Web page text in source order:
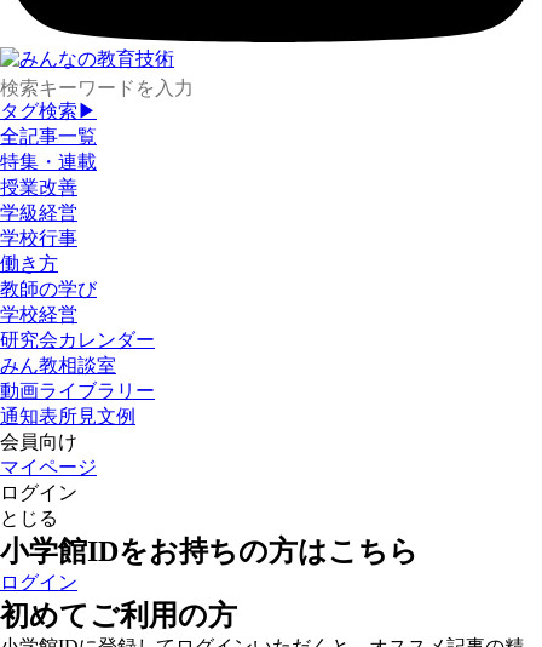
タグ検索▶
全記事一覧
特集・連載
授業改善
学級経営
学校行事
働き方
教師の学び
学校経営
研究会カレンダー
みん教相談室
動画ライブラリー
通知表所見文例
会員向け
マイページ
ログイン
とじる
小学館IDをお持ちの方はこちら
ログイン
初めてご利用の方